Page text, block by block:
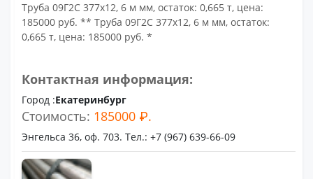
Труба 09Г2С 377х12, 6 м мм, остаток: 0,665 т, цена:
185000 руб. ** Труба 09Г2С 377х12, 6 м мм, остаток:
0,665 т, цена: 185000 руб. *
Контактная информация:
Город :Екатеринбург
Стоимость: 185000 ₽.
Энгельса 36, оф. 703. Тел.: +7 (967) 639-66-09